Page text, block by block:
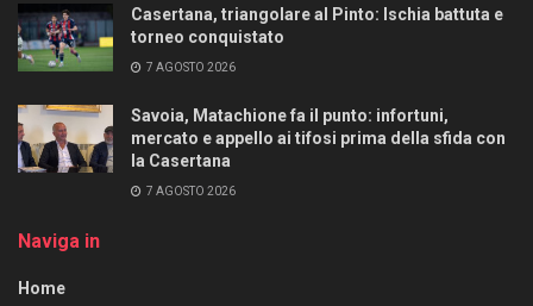
Casertana, triangolare al Pinto: Ischia battuta e
torneo conquistato
7 AGOSTO 2026
Savoia, Matachione fa il punto: infortuni,
mercato e appello ai tifosi prima della sfida con
la Casertana
7 AGOSTO 2026
Naviga in
Home